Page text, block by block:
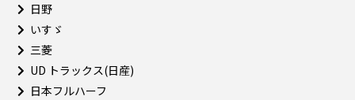
日野
いすゞ
三菱
UD トラックス(日産)
日本フルハーフ